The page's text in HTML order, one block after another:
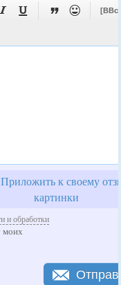
  

к своему
картинки
и обработки
моих